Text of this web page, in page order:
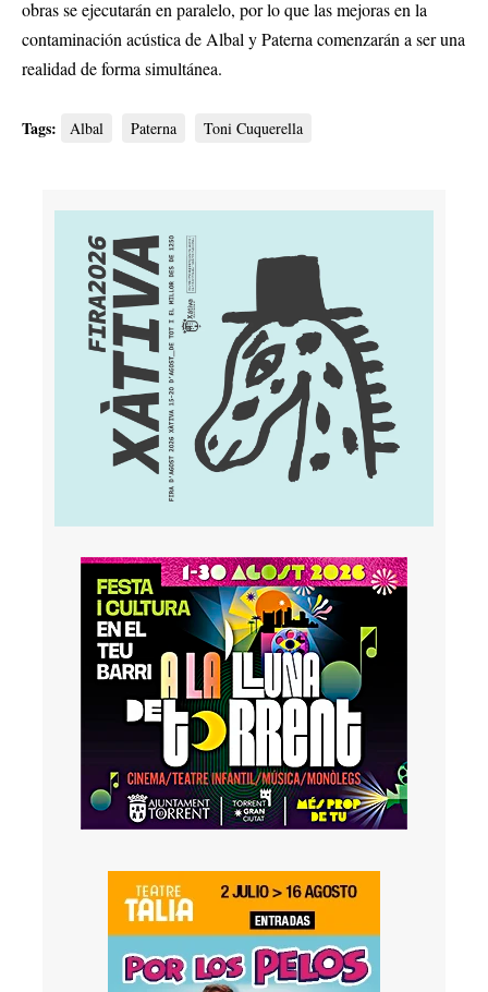
obras se ejecutarán en paralelo, por lo que las mejoras en la
contaminación acústica de Albal y Paterna comenzarán a ser una
realidad de forma simultánea.
Tags: Albal Paterna Toni Cuquerella